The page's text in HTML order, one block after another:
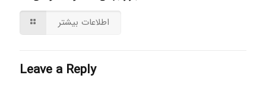
اطلاعات بیشتر
Leave a Reply